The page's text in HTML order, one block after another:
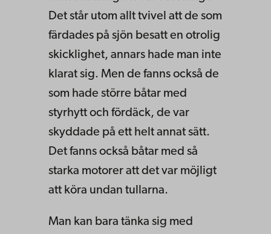
Det står utom allt tvivel att de som
färdades på sjön besatt en otrolig
skicklighet, annars hade man inte
klarat sig. Men de fanns också de
som hade större båtar med
styrhytt och fördäck, de var
skyddade på ett helt annat sätt.
Det fanns också båtar med så
starka motorer att det var möjligt
att köra undan tullarna.
Man kan bara tänka sig med